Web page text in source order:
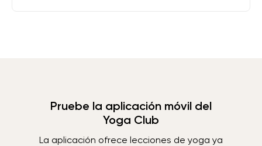
Pruebe la aplicación móvil del
Yoga Club
La aplicación ofrece lecciones de yoga ya